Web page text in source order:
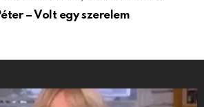
– Volt egy szerelem